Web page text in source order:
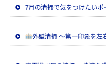
外壁清掃 ～第一印象を左右する大切なメンテ